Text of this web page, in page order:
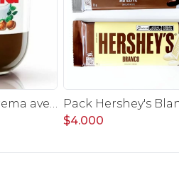
Nutella 200g Crema avellanas con cacao
$4.000